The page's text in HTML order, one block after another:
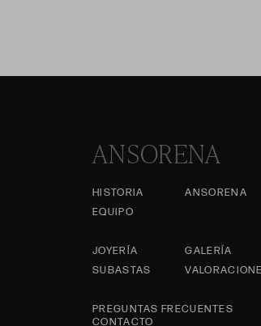
ANSORENA
HISTORIA
ANSORENA
EQUIPO
JOYERÍA
GALERÍA
SUBASTAS
PREGUNTAS FRECUENTES
CONTACTO